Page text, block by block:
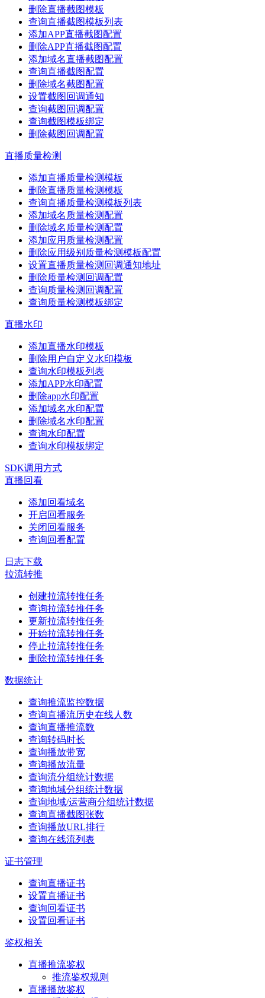
删除直播截图模板
查询直播截图模板列表
添加APP直播截图配置
删除APP直播截图配置
添加域名直播截图配置
查询直播截图配置
删除域名截图配置
设置截图回调通知
查询截图回调配置
查询截图模板绑定
删除截图回调配置
直播质量检测
添加直播质量检测模板
删除直播质量检测模板
查询直播质量检测模板列表
添加域名质量检测配置
删除域名质量检测配置
添加应用质量检测配置
删除应用级别质量检测模板配置
设置直播质量检测回调通知地址
删除质量检测回调配置
查询质量检测回调配置
查询质量检测模板绑定
直播水印
添加直播水印模板
删除用户自定义水印模板
查询水印模板列表
添加APP水印配置
删除app水印配置
添加域名水印配置
删除域名水印配置
查询水印配置
查询水印模板绑定
SDK调用方式
直播回看
添加回看域名
开启回看服务
关闭回看服务
查询回看配置
日志下载
拉流转推
创建拉流转推任务
查询拉流转推任务
更新拉流转推任务
开始拉流转推任务
停止拉流转推任务
删除拉流转推任务
数据统计
查询推流监控数据
查询直播流历史在线人数
查询直播推流数
查询转码时长
查询播放带宽
查询播放流量
查询流分组统计数据
查询地域分组统计数据
查询地域/运营商分组统计数据
查询直播截图张数
查询播放URL排行
查询在线流列表
证书管理
查询直播证书
设置直播证书
查询回看证书
设置回看证书
鉴权相关
直播推流鉴权
推流鉴权规则
直播播放鉴权